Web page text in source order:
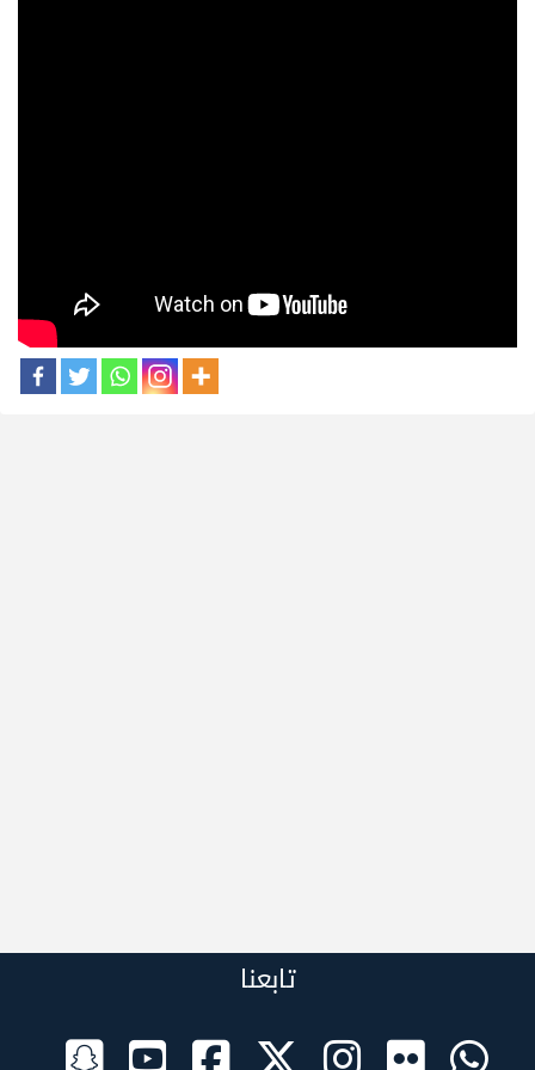
تابعنا